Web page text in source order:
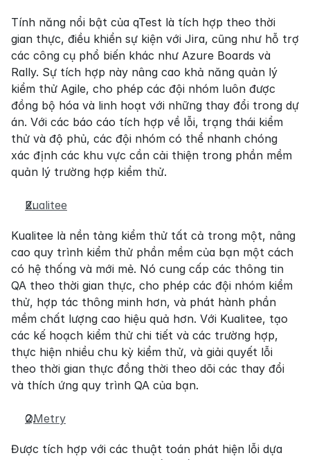
Tính năng nổi bật của qTest là tích hợp theo thời
gian thực, điều khiển sự kiện với Jira, cũng như hỗ trợ
các công cụ phổ biến khác như Azure Boards và
Rally. Sự tích hợp này nâng cao khả năng quản lý
kiểm thử Agile, cho phép các đội nhóm luôn được
đồng bộ hóa và linh hoạt với những thay đổi trong dự
án. Với các báo cáo tích hợp về lỗi, trạng thái kiểm
thử và độ phủ, các đội nhóm có thể nhanh chóng
xác định các khu vực cần cải thiện trong phần mềm
quản lý trường hợp kiểm thử.
Kualitee
Kualitee là nền tảng kiểm thử tất cả trong một, nâng
cao quy trình kiểm thử phần mềm của bạn một cách
có hệ thống và mới mẻ. Nó cung cấp các thông tin
QA theo thời gian thực, cho phép các đội nhóm kiểm
thử, hợp tác thông minh hơn, và phát hành phần
mềm chất lượng cao hiệu quả hơn. Với Kualitee, tạo
các kế hoạch kiểm thử chi tiết và các trường hợp,
thực hiện nhiều chu kỳ kiểm thử, và giải quyết lỗi
theo thời gian thực đồng thời theo dõi các thay đổi
và thích ứng quy trình QA của bạn.
QMetry
Được tích hợp với các thuật toán phát hiện lỗi dựa